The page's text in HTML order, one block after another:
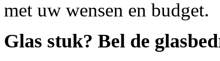
met uw wensen en budget.
Glas stuk? Bel de